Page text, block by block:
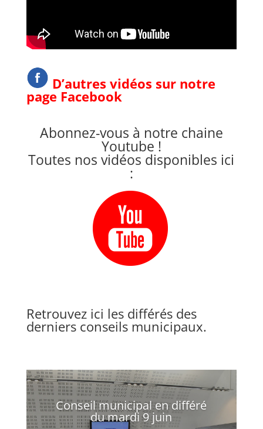
D’autres vidéos sur notre
page Facebook
Abonnez-vous à notre chaine
Youtube !
Toutes nos vidéos disponibles ici
:
Retrouvez ici les différés des
derniers conseils municipaux.
Conseil municipal en différé
du mardi 9 juin